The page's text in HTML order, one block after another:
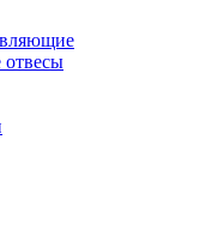
отвесы